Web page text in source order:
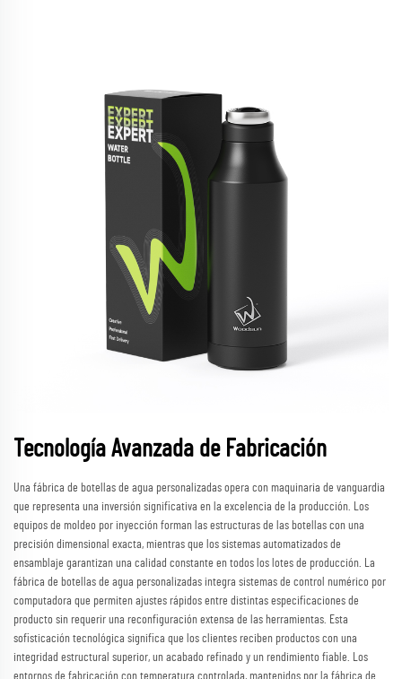
Tecnología Avanzada de Fabricación
Una fábrica de botellas de agua personalizadas opera con maquinaria de vanguardia
que representa una inversión significativa en la excelencia de la producción. Los
equipos de moldeo por inyección forman las estructuras de las botellas con una
precisión dimensional exacta, mientras que los sistemas automatizados de
ensamblaje garantizan una calidad constante en todos los lotes de producción. La
fábrica de botellas de agua personalizadas integra sistemas de control numérico por
computadora que permiten ajustes rápidos entre distintas especificaciones de
producto sin requerir una reconfiguración extensa de las herramientas. Esta
sofisticación tecnológica significa que los clientes reciben productos con una
integridad estructural superior, un acabado refinado y un rendimiento fiable. Los
entornos de fabricación con temperatura controlada, mantenidos por la fábrica de